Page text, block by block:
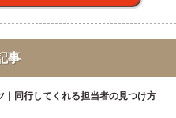
事
｜同行してくれる担当者の見つけ方